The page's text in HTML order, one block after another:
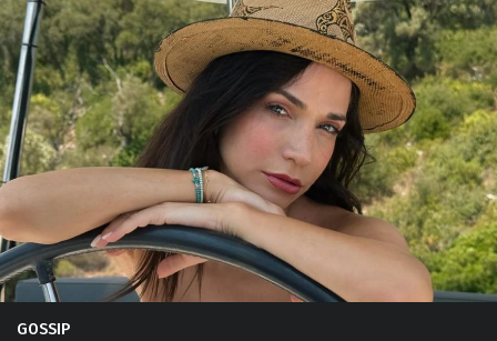
GOSSIP